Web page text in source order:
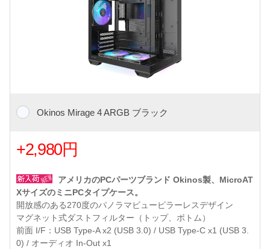
Okinos Mirage 4 ARGB ブラック
+2,980円
アメリカのPCパーツブランド Okinos製、MicroAT
XサイズのミニPCタイプケース。
開放感のある270度のパノラマビューピラーレスデザイン
マグネット式ダストフィルター（トップ、ボトム）
前面 I/F：USB Type-A x2 (USB 3.0) / USB Type-C x1 (USB 3.
0) / オーディオ In-Out x1